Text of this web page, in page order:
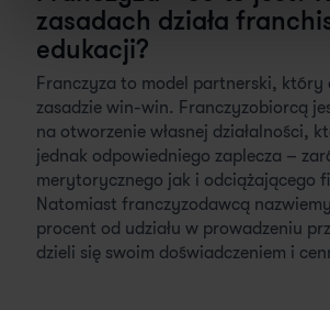
zasadach działa
edukacji?
Franczyza to model partnerski, który
zasadzie win-win. Franczyzobiorcą
na otworzenie własnej działalności,
jednak odpowiedniego zaplecza –
merytorycznego jak i odciążającego
Natomiast franczyzodawcą
procent od udziału w prowadzeniu
dzieli się swoim doświadczeniem i